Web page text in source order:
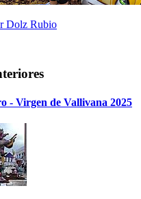
Dolz Rubio
- Virgen de Vallivana 2025